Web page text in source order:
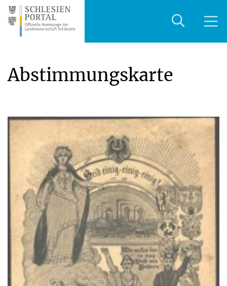
Abstimmungskarte